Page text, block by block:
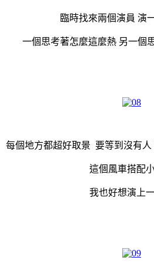
臨時找來兩個演員 演
一個思考著怎麼這麼熱 另一個
每個地方都超好取景 要等到沒有人
這個風車搭配
我也好想演上